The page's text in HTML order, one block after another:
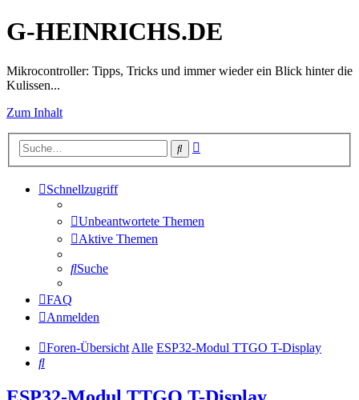
G-HEINRICHS.DE
Mikrocontroller: Tipps, Tricks und immer wieder ein Blick hinter die
Kulissen...
Zum Inhalt
Suche
Schnellzugriff
Unbeantwortete Themen
Aktive Themen
Suche
FAQ
Anmelden
Foren-ÜbersichtAlle ESP32-Modul TTGO T-Display
Suche